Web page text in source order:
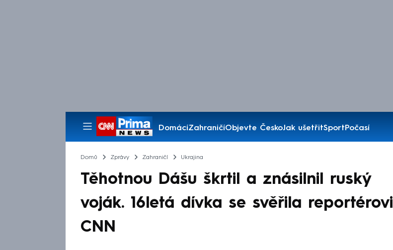
DomácíZahraničíObjevte ČeskoJak ušetřitSportPočasí
Pořady
Domů Zprávy Zahraničí Ukrajina
Těhotnou Dášu škrtil a znásilnil ruský
voják. 16letá dívka se svěřila reportérovi
CNN